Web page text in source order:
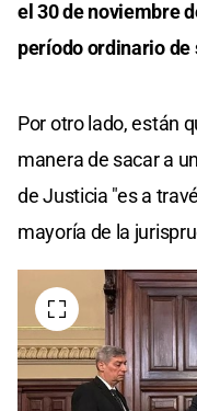
el 30 de noviembre
período ordinario de
Por otro lado, están
manera de sacar a
de Justicia "es a
mayoría de la